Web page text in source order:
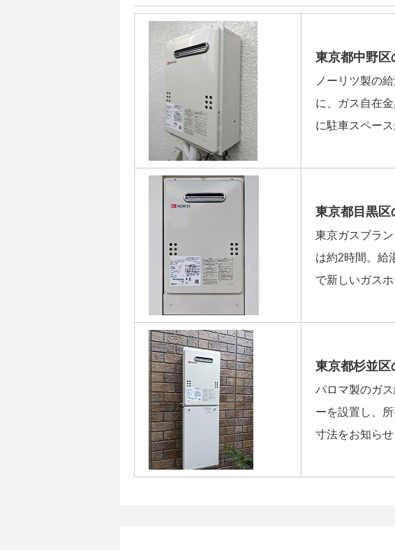
東京都中野区
ノーリツ製の
に、ガス自在
に駐車スペー
東京都目黒区
東京ガスブラ
は約2時間。給
で新しいガス
東京都杉並区
パロマ製のガ
ーを設置し、
寸法をお知らせ